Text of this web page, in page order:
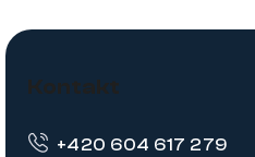
Z
Kontakt
+420 604 617 279